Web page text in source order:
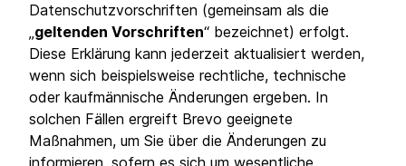
Datenschutzvorschriften (gemeinsam als die
„geltenden Vorschriften“ bezeichnet) erfolgt.
Diese Erklärung kann jederzeit aktualisiert werden,
wenn sich beispielsweise rechtliche, technische
oder kaufmännische Änderungen ergeben. In
solchen Fällen ergreift Brevo geeignete
Maßnahmen, um Sie über die Änderungen zu
informieren, sofern es sich um wesentliche